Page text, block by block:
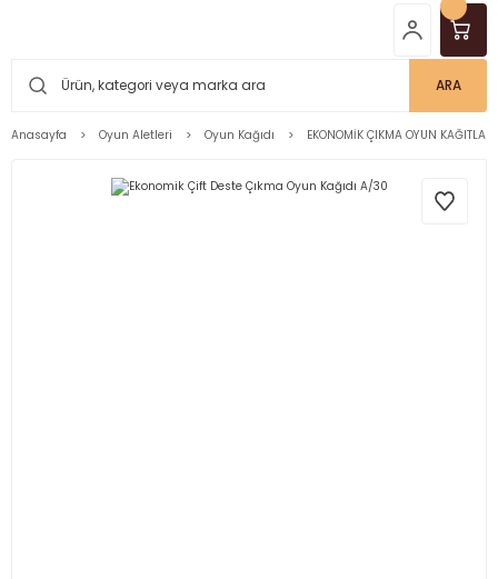
ARA
Anasayfa Oyun Aletleri Oyun Kağıdı EKONOMİK ÇIKMA OYUN KAĞITLARI